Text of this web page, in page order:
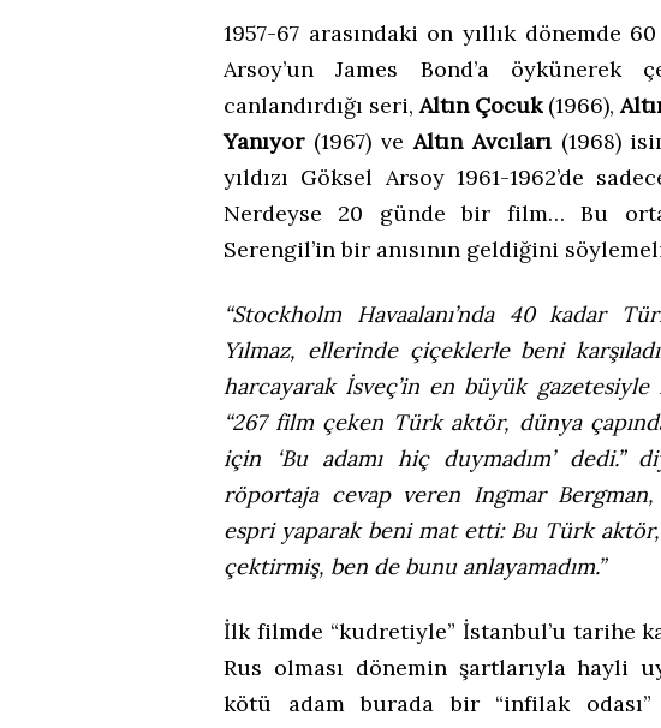
1957-67 arasındaki on yıllık dönemde
Arsoy’un James Bond’a öykünerek
canlandırdığı seri,Altın Çocuk(1966),
Yanıyor(1967) veAltın Avcıları(1968)
yıldızı Göksel Arsoy 1961-1962’de
Nerdeyse 20 günde bir film… Bu
Serengil’in bir anısının geldiğini
“Stockholm Havaalanı’nda 40 kadar
Yılmaz, ellerinde çiçeklerle beni
harcayarak İsveç’in en büyük gazetesiyle
“267 film çeken Türk aktör, dünya
için ‘Bu adamı hiç duymadım’ dedi.”
röportaja cevap veren Ingmar
espri yaparak beni mat etti: Bu Türk
çektirmiş, ben de bunu anlayamadım.”
İlk filmde “kudretiyle” İstanbul’u tarihe
Rus olması dönemin şartlarıyla hayli
kötü adam burada bir “infilak odası”